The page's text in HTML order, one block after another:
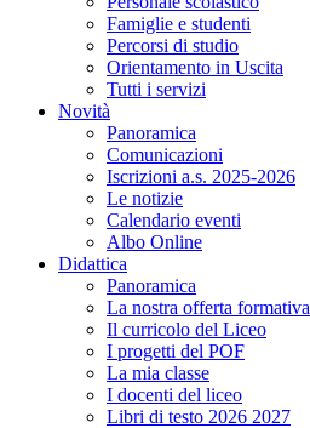
Famiglie e studenti
Percorsi di studio
Orientamento in Uscita
Tutti i servizi
Novità
Panoramica
Comunicazioni
Iscrizioni a.s. 2025-2026
Le notizie
Calendario eventi
Albo Online
Didattica
Panoramica
La nostra offerta formativa
Il curricolo del Liceo
I progetti del POF
La mia classe
I docenti del liceo
Libri di testo 2026 2027